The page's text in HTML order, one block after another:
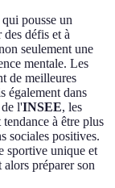
pousse un
défis et à
seulement une
mentale. Les
de meilleures
également dans
l'INSEE, les
à être plus
sociales positives.
sportive unique et
préparer son